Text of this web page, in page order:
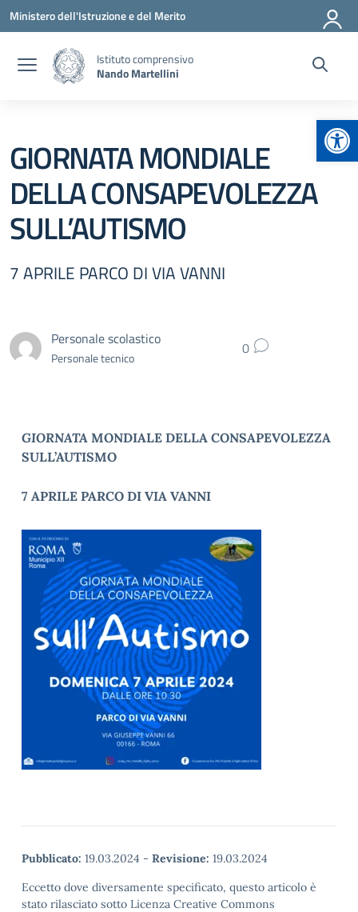
Vai ai contenuti
Vai al menu di navigazione
Vai al footer
Ministero dell'Istruzione e del Merito
Istituto comprensivo
Nando Martellini
GIORNATA MONDIALE
DELLA CONSAPEVOLEZZA
SULL’AUTISMO
7 APRILE PARCO DI VIA VANNI
Personale scolastico
Personale tecnico 0
GIORNATA MONDIALE DELLA CONSAPEVOLEZZA
SULL’AUTISMO
7 APRILE PARCO DI VIA VANNI
Pubblicato: 19.03.2024 - Revisione: 19.03.2024
Eccetto dove diversamente specificato, questo articolo è
stato rilasciato sotto Licenza Creative Commons